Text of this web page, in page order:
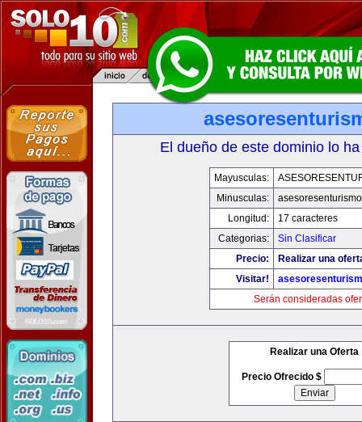
El dueño de este dominio lo
Mayusculas:
Minusculas:
Longitud:
17 caracteres
Categorias:
Sin Clasificar
Precio:
Realizar una
Visitar!
Serán consideradas
Realizar una Oferta
Precio Ofrecido $